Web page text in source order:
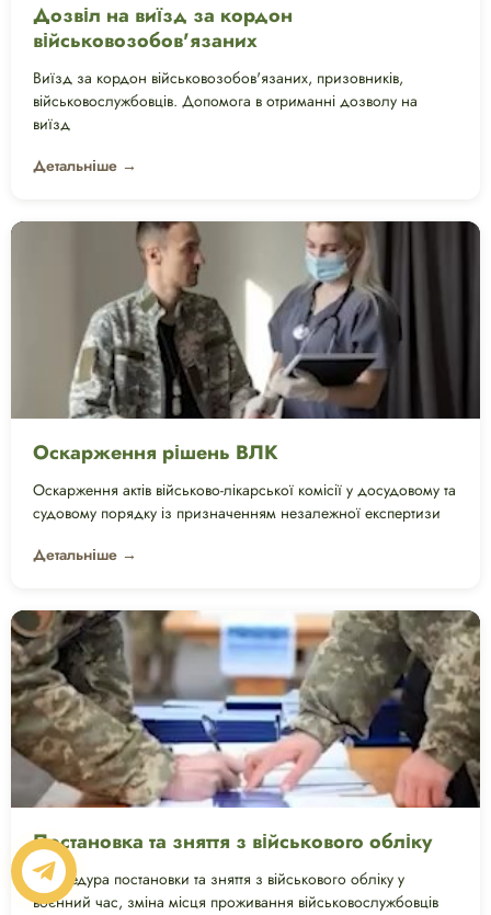
Дозвіл на виїзд за кордон
військовозобов'язаних
Виїзд за кордон військовозобов'язаних, призовників,
військовослужбовців. Допомога в отриманні дозволу на
виїзд
Детальніше →
Оскарження рішень ВЛК
Оскарження актів військово-лікарської комісії у досудовому та
судовому порядку із призначенням незалежної експертизи
Детальніше →
Постановка та зняття з військового обліку
Процедура постановки та зняття з військового обліку у
воєнний час, зміна місця проживання військовослужбовців